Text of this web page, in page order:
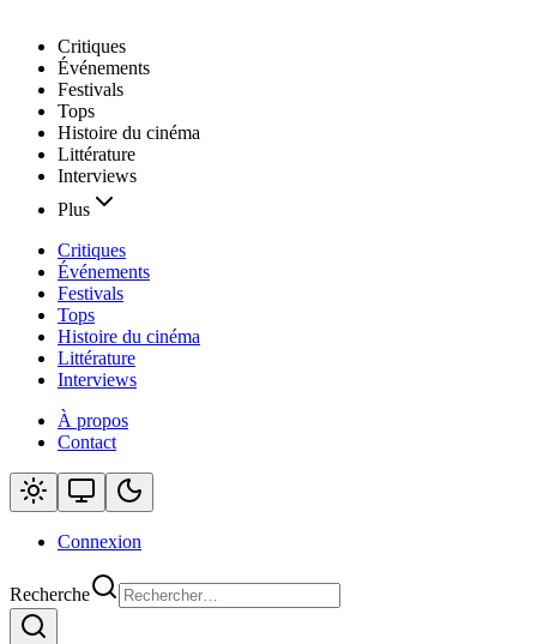
Critiques
Événements
Festivals
Tops
Histoire du cinéma
Littérature
Interviews
Plus
Critiques
Événements
Festivals
Tops
Histoire du cinéma
Littérature
Interviews
À propos
Contact
Connexion
Recherche